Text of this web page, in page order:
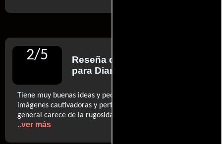
2/5 Reseña de
para Diario El Periódico
Tiene muy buenas ideas y peores resoluciones (...) Hay
imágenes cautivadoras y perturbadoras, pero el tono
general carece de la rugosidad que su trama sugiere. (...)
..ver más